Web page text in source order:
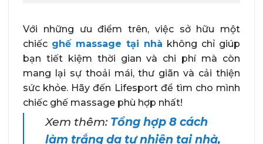
Với những ưu điểm trên, việc sở hữu một
chiếc ghế massage tại nhà không chỉ giúp
bạn tiết kiệm thời gian và chi phí mà còn
mang lại sự thoải mái, thư giãn và cải thiện
sức khỏe. Hãy đến Lifesport để tìm cho mình
chiếc ghế massage phù hợp nhất!
Xem thêm: Tổng hợp 8 cách
làm trắng da tự nhiên tại nhà,